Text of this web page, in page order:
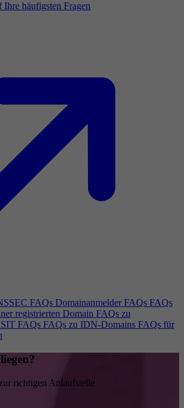
häufigsten Fragen
FAQs Domainanmelder FAQs FAQs
registrierten Domain FAQs zu
FAQs FAQs zu IDN-Domains FAQs für
richtigen Anlaufstelle